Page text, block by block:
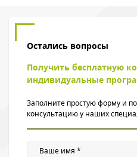
Остались вопросы
Получить бесплатную
индивидуальные
Заполните простую форму и
консультацию у наших